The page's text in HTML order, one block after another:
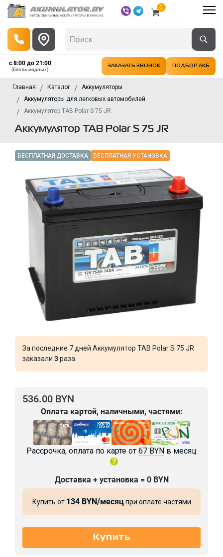
0
с 8:00 до 21:00
(без выходных)
ЗАКАЗАТЬ ЗВОНОК ПОДБОР АКБ
Главная Каталог
Аккумуляторы
Аккумуляторы для легковых автомобилей
Аккумулятор TAB Polar S 75 JR
Аккумулятор TAB Polar S 75 JR
БЕСПЛАТНАЯ ДОСТАВКА БЕСПЛАТНАЯ УСТАНОВКА
За последние 7 дней Аккумулятор TAB Polar S 75 JR
заказали 3раза.
536.00 BYN
Оплата картой, наличными, частями:
Рассрочка, оплата по карте от 67 BYN в месяц
Доставка + установка = 0 BYN
Купить от 134 BYN/месяцпри оплате частями